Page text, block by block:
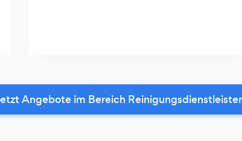
Angebote im Bereich